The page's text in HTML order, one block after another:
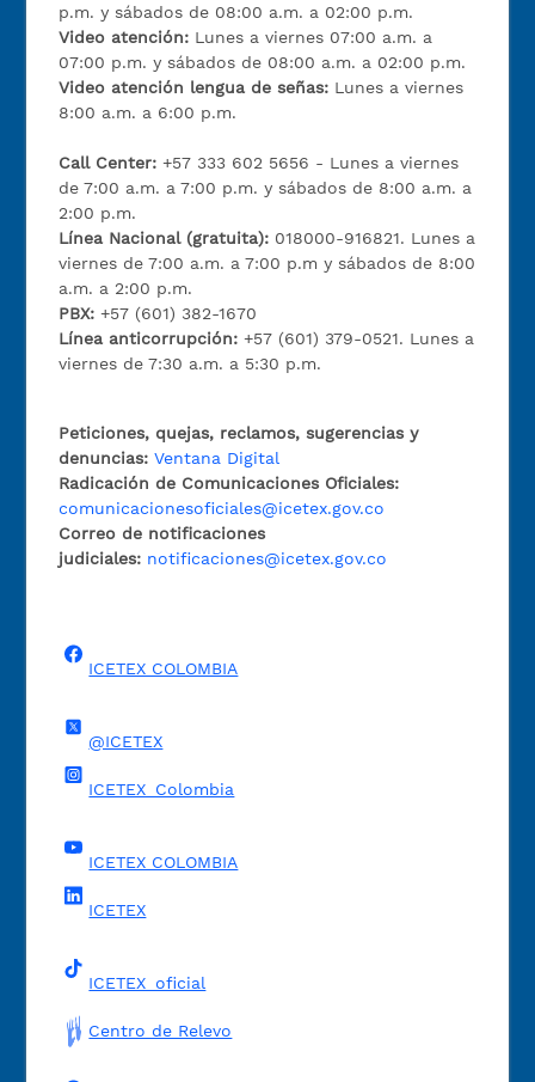
p.m. y sábados de 08:00 a.m. a 02:00 p.m.
Video atención: Lunes a viernes 07:00 a.m. a
07:00 p.m. y sábados de 08:00 a.m. a 02:00 p.m.
Video atención lengua de señas: Lunes a viernes
8:00 a.m. a 6:00 p.m.
Call Center:+57 333 602 5656 - Lunes a viernes
de 7:00 a.m. a 7:00 p.m. y sábados de 8:00 a.m. a
2:00 p.m.
Línea Nacional (gratuita): 018000-916821. Lunes a
viernes de 7:00 a.m. a 7:00 p.m y sábados de 8:00
a.m. a 2:00 p.m.
PBX:+57 (601) 382-1670
Línea anticorrupción:+57 (601) 379-0521. Lunes a
viernes de 7:30 a.m. a 5:30 p.m.
Peticiones, quejas, reclamos, sugerencias y
denuncias: Ventana Digital
Radicación de Comunicaciones Oficiales:
comunicacionesoficiales@icetex.gov.co
Correo de notificaciones
judiciales: notificaciones@icetex.gov.co
ICETEX COLOMBIA
@ICETEX
ICETEX_Colombia
ICETEX COLOMBIA
ICETEX
ICETEX_oficial
Centro de Relevo